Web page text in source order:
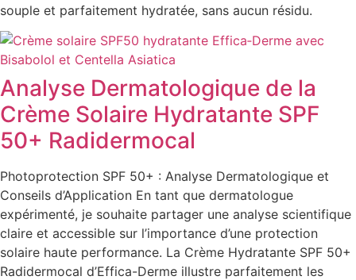
souple et parfaitement hydratée, sans aucun résidu.
Analyse Dermatologique de la
Crème Solaire Hydratante SPF
50+ Radidermocal
Photoprotection SPF 50+ : Analyse Dermatologique et
Conseils d’Application En tant que dermatologue
expérimenté, je souhaite partager une analyse scientifique
claire et accessible sur l’importance d’une protection
solaire haute performance. La Crème Hydratante SPF 50+
Radidermocal d’Effica-Derme illustre parfaitement les